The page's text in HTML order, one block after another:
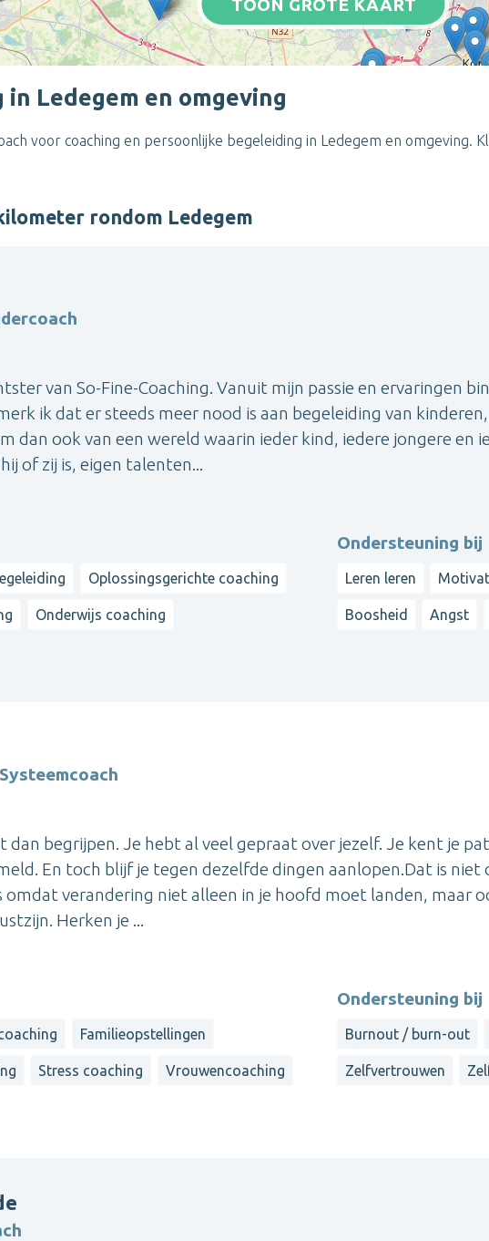
TOON GROTE KAART
in Ledegem en omgeving
voor coaching en persoonlijke begeleiding in Ledegem en
rondom Ledegem
van So-Fine-Coaching. Vanuit mijn passie en ervaringen
ik dat er steeds meer nood is aan begeleiding van
dan ook van een wereld waarin ieder kind, iedere jongere en
of zij is, eigen talenten...
Oplossingsgerichte coaching
Onderwijs coaching
Ondersteuning bij
Leren leren
Boosheid Angst
dan begrijpen. Je hebt al veel gepraat over jezelf. Je kent je
En toch blijf je tegen dezelfde dingen aanlopen.Dat is niet
verandering niet alleen in je hoofd moet landen, maar
Herken je ...
Familieopstellingen
Stress coaching Vrouwencoaching
Ondersteuning bij
Burnout / burn-out
Zelfvertrouwen